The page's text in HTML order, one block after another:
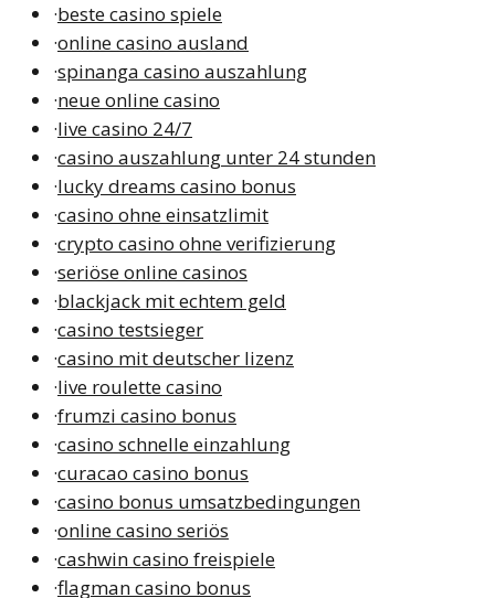
·beste casino spiele
·online casino ausland
·spinanga casino auszahlung
·neue online casino
·live casino 24/7
·casino auszahlung unter 24 stunden
·lucky dreams casino bonus
·casino ohne einsatzlimit
·crypto casino ohne verifizierung
·seriöse online casinos
·blackjack mit echtem geld
·casino testsieger
·casino mit deutscher lizenz
·live roulette casino
·frumzi casino bonus
·casino schnelle einzahlung
·curacao casino bonus
·casino bonus umsatzbedingungen
·online casino seriös
·cashwin casino freispiele
·flagman casino bonus